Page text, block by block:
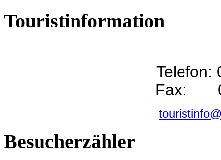
Touristinformation
Telefon:
Fax:
Besucherzähler